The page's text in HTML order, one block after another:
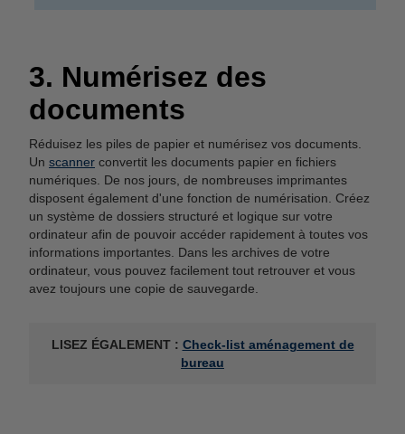
3. Numérisez des
documents
Réduisez les piles de papier et numérisez vos documents.
Un scanner convertit les documents papier en fichiers
numériques. De nos jours, de nombreuses imprimantes
disposent également d'une fonction de numérisation. Créez
un système de dossiers structuré et logique sur votre
ordinateur afin de pouvoir accéder rapidement à toutes vos
informations importantes. Dans les archives de votre
ordinateur, vous pouvez facilement tout retrouver et vous
avez toujours une copie de sauvegarde.
LISEZ ÉGALEMENT : Check-list aménagement de
bureau